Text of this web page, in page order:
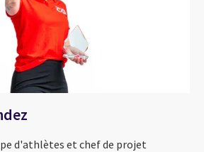
d'athlètes et chef de projet